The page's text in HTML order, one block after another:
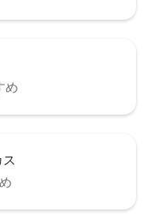
ま
の石
加の
する
滞在
心地
別な
書を
め